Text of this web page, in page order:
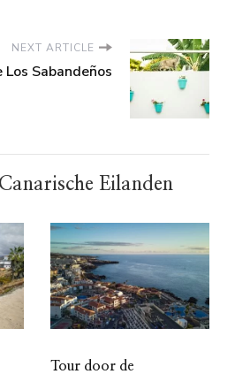
NEXT ARTICLE
Los Sabandeños
Eilanden
Tour door de